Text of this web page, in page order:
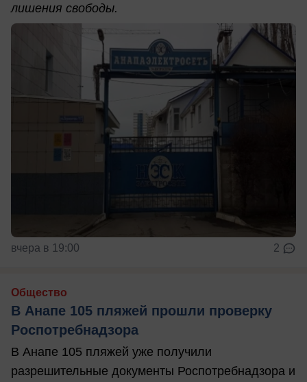
лишения свободы.
вчера в 19:00 2
Общество
В Анапе 105 пляжей прошли проверку
Роспотребнадзора
В Анапе 105 пляжей уже получили
разрешительные документы Роспотребнадзора и